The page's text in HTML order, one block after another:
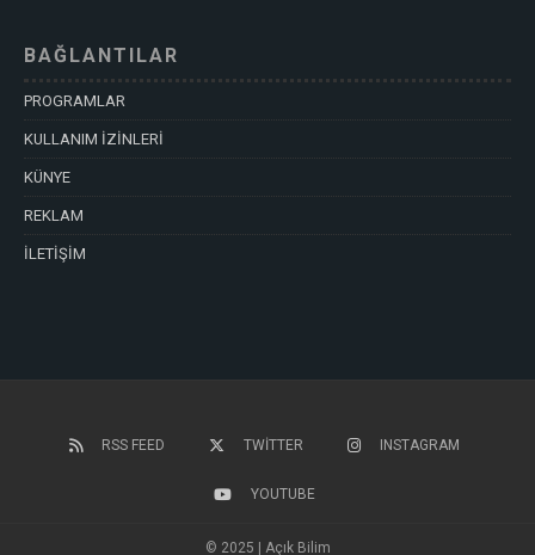
BAĞLANTILAR
PROGRAMLAR
KULLANIM İZİNLERİ
KÜNYE
REKLAM
İLETİŞİM
RSS FEED TWITTER INSTAGRAM
YOUTUBE
© 2025 | Açık Bilim